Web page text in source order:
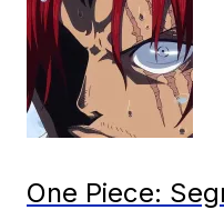
One Piece: